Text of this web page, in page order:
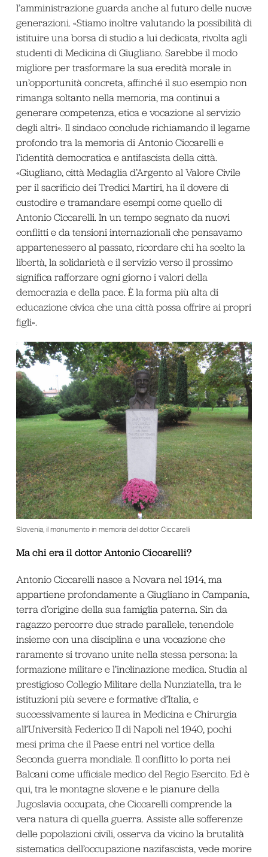
l’amministrazione guarda anche al futuro delle nuove
generazioni. «Stiamo inoltre valutando la possibilità di
istituire una borsa di studio a lui dedicata, rivolta agli
studenti di Medicina di Giugliano. Sarebbe il modo
migliore per trasformare la sua eredità morale in
un’opportunità concreta, affinché il suo esempio non
rimanga soltanto nella memoria, ma continui a
generare competenza, etica e vocazione al servizio
degli altri». Il sindaco conclude richiamando il legame
profondo tra la memoria di Antonio Ciccarelli e
l’identità democratica e antifascista della città.
«Giugliano, città Medaglia d’Argento al Valore Civile
per il sacrificio dei Tredici Martiri, ha il dovere di
custodire e tramandare esempi come quello di
Antonio Ciccarelli. In un tempo segnato da nuovi
conflitti e da tensioni internazionali che pensavamo
appartenessero al passato, ricordare chi ha scelto la
libertà, la solidarietà e il servizio verso il prossimo
significa rafforzare ogni giorno i valori della
democrazia e della pace. È la forma più alta di
educazione civica che una città possa offrire ai propri
figli».
Slovenia, il monumento in memoria del dottor Ciccarelli
Ma chi era il dottor Antonio Ciccarelli?
Antonio Ciccarelli nasce a Novara nel 1914, ma
appartiene profondamente a Giugliano in Campania,
terra d’origine della sua famiglia paterna. Sin da
ragazzo percorre due strade parallele, tenendole
insieme con una disciplina e una vocazione che
raramente si trovano unite nella stessa persona: la
formazione militare e l’inclinazione medica. Studia al
prestigioso Collegio Militare della Nunziatella, tra le
istituzioni più severe e formative d’Italia, e
successivamente si laurea in Medicina e Chirurgia
all’Università Federico II di Napoli nel 1940, pochi
mesi prima che il Paese entri nel vortice della
Seconda guerra mondiale. Il conflitto lo porta nei
Balcani come ufficiale medico del Regio Esercito. Ed è
qui, tra le montagne slovene e le pianure della
Jugoslavia occupata, che Ciccarelli comprende la
vera natura di quella guerra. Assiste alle sofferenze
delle popolazioni civili, osserva da vicino la brutalità
sistematica dell’occupazione nazifascista, vede morire